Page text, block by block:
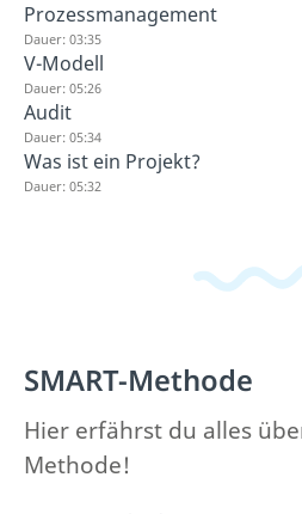
Prozessmanagement
Dauer: 03:35
V-Modell
Dauer: 05:26
Audit
Dauer: 05:34
Was ist ein Projekt?
Dauer: 05:32
SMART-Methode
Hier erfährst du alles
Methode!